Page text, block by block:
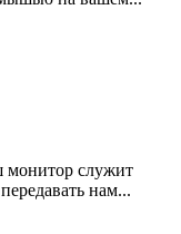
монитор служит
нам...